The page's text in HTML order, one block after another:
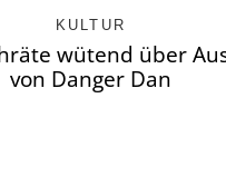
KULTUR
wütend über
von Danger Dan